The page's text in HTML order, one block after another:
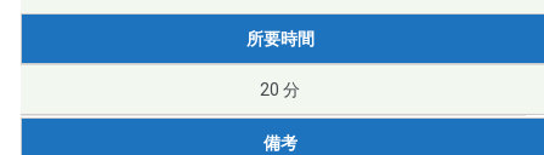
所要時間
20 分
備考